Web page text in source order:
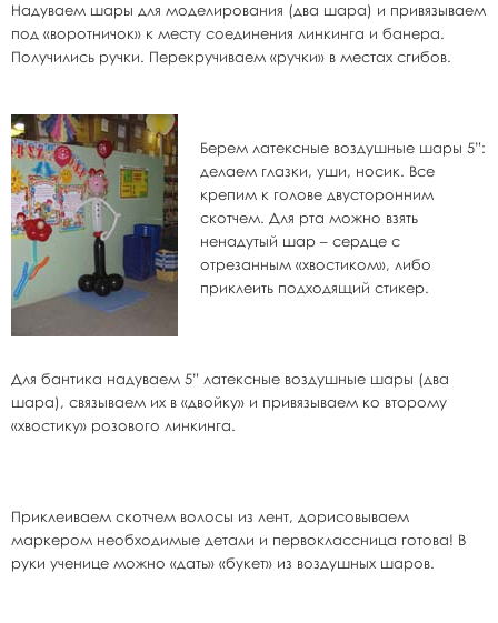
Надуваем шары для моделирования (два шара) и привязываем
под «воротничок» к месту соединения линкинга и банера.
Получились ручки. Перекручиваем «ручки» в местах сгибов.
Берем латексные воздушные шары 5”:
делаем глазки, уши, носик. Все
крепим к голове двусторонним
скотчем. Для рта можно взять
ненадутый шар – сердце с
отрезанным «хвостиком», либо
приклеить подходящий стикер.
Для бантика надуваем 5” латексные воздушные шары (два
шара), связываем их в «двойку» и привязываем ко второму
«хвостику» розового линкинга.
Приклеиваем скотчем волосы из лент, дорисовываем
маркером необходимые детали и первоклассница готова! В
руки ученице можно «дать» «букет» из воздушных шаров.